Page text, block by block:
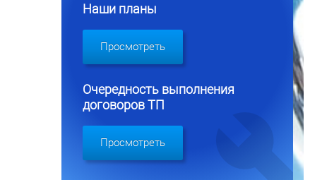
Наши планы
Просмотреть
Очередность выполнения
договоров ТП
Просмотреть